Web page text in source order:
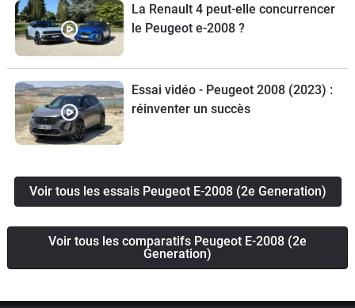
La Renault 4 peut-elle concurrencer
le Peugeot e-2008 ?
Essai vidéo - Peugeot 2008 (2023) :
réinventer un succès
Voir tous les essais Peugeot E-2008 (2e Generation)
Voir tous les comparatifs Peugeot E-2008 (2e
Generation)